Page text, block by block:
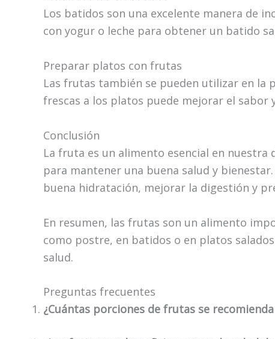
Los batidos son una excelente manera de
con yogur o leche para obtener un batido
Preparar platos con frutas
Las frutas también se pueden utilizar en la
frescas a los platos puede mejorar el
Conclusión
La fruta es un alimento esencial en
para mantener una buena salud y
buena hidratación, mejorar la digestión y
En resumen, las frutas son un alimento
como postre, en batidos o en platos
salud.
Preguntas frecuentes
¿Cuántas porciones de frutas se